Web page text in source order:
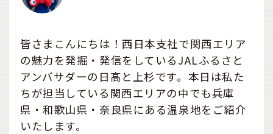
皆さまこんにちは！西日本支社で関西エリア
の魅力を発掘・発信をしているJALふるさと
アンバサダーの日髙と上杉です。本日は私た
ちが担当している関西エリアの中でも兵庫
県・和歌山県・奈良県にある温泉地をご紹介
いたします。